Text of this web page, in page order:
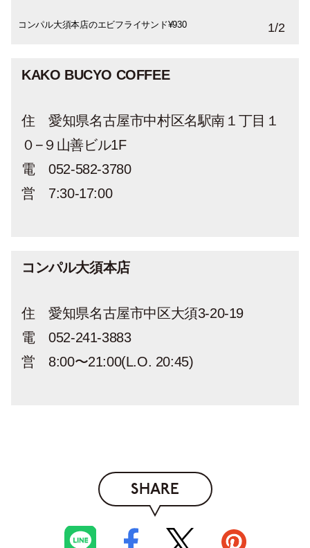
コンパル大須本店のエビフライサンド¥930
コンパル大須本店のみそカツサンド￥720 1/2
KAKO BUCYO COFFEE
住 愛知県名古屋市中村区名駅南１丁目１
０−９山善ビル1F
電 052-582-3780
営 7:30-17:00
コンパル大須本店
住 愛知県名古屋市中区大須3-20-19
電 052-241-3883
営 8:00〜21:00(L.O. 20:45)
SHARE